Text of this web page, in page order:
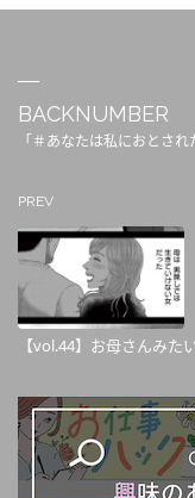
BACKNUMBER
「＃あなたは私におとさ
PREV
【vol.44】お母さんみた